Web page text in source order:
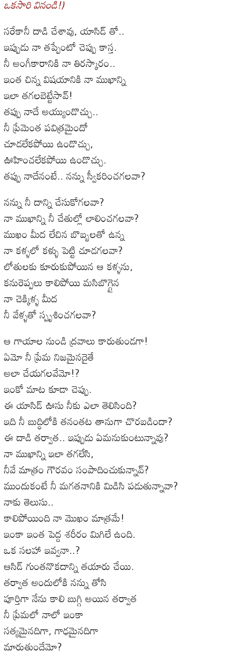
ఒకసారి వినండి!)
సరేకానీ దాడి చేశావు, యాసిడ్ తో..
ఇప్పుడు నా తప్పేంటో చెప్పు కాస్త.
నీ అంగీకారానికి నా తిరస్కారం..
ఇంత చిన్న విషయానికి నా ముఖాన్ని
ఇలా తగలబెట్టేసావ్!
తప్పు నాదే అయ్యుండొచ్చు..
నీ ప్రేమెంత పవిత్రమైందో
చూడలేకపోయి ఉండొచ్చు,
ఊహించలేకపోయి ఉండొచ్చు.
తప్పు నాదేనంటే.. నన్ను స్వీకరించగలవా?
నన్ను నీ దాన్ని చేసుకోగలవా?
నా ముఖాన్ని నీ చేతుల్లో లాలించగలవా?
ముఖం మీద లేచిన బొబ్బలతో ఉన్న
నా కళ్ళలో కళ్ళు పెట్టి చూడగలవా?
లోతులకు కూరుకుపోయిన ఆ కళ్ళను,
కనురెప్పలు కాలిపోయి మసిబొగ్గైన
నా చెక్కిళ్ళ మీద
నీ వేళ్ళతో స్పృశించగలవా?
ఆ గాయాల నుండి ద్రవాలు కారుతుండగా!
ఏమో నీ ప్రేమ నిజమైనదైతే
అలా చేయగలవేమో!?
ఇంకో మాట కూడా చెప్పు.
ఈ యాసిడ్ ఊసు నీకు ఎలా తెలిసింది?
ఇది నీ బుద్ధిలోకి తనంతట తానుగా చొరబడిందా?
ఈ దాడి తర్వాత.. ఇప్పుడు ఏమనుకుంటున్నావు?
నా ముఖాన్ని ఇలా తగలేసి,
నీవే మాత్రం గౌరవం సంపాదించుకున్నావ్?
ముందుకంటే నీ మగతనానికి మిడిసి పడుతున్నావా?
నాకు తెలుసు..
కాలిపోయింది నా మొఖం మాత్రమే!
ఇంకా ఇంత పెద్ద శరీరం మిగిలే ఉంది.
ఒక సలహా ఇవ్వనా..?
ఆసిడ్ గుంతనొకదాన్ని తయారు చేయి.
తర్వాత అందులోకి నన్ను తోసి
పూర్తిగా నేను కాలి బుగ్గి అయిన తర్వాత
నీ ప్రేమలో నాలో ఇంకా
సత్యమైనదిగా, గాఢమైనదిగా
మారుతుందేమో?